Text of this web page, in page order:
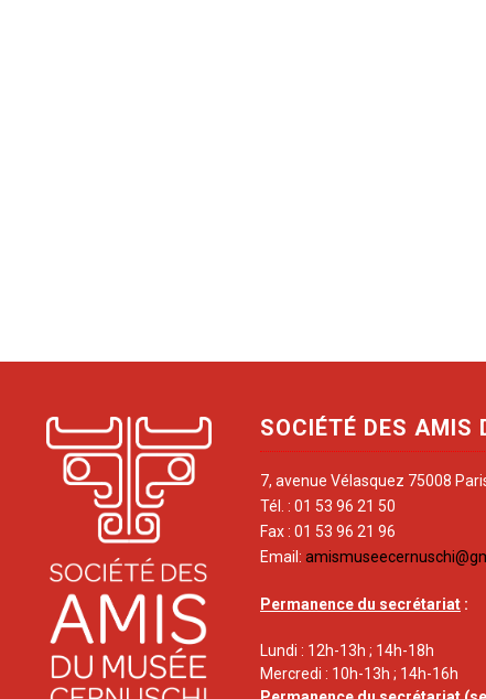
SOCIÉTÉ DES AMIS
7, avenue Vélasquez 75008
Tél. : 01 53 96 21 50
Fax : 01 53 96 21 96
Email:
Permanence du secrétariat :
Lundi : 12h-13h ; 14h-18h
Mercredi : 10h-13h ; 14h-16h